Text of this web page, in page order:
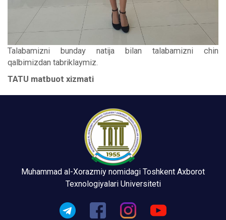
Talabamizni bunday natija bilan talabamizni chin
qalbimizdan tabriklaymiz.
TATU matbuot xizmati
Muhammad al-Xorazmiy nomidagi Toshkent Axborot
Texnologiyalari Universiteti